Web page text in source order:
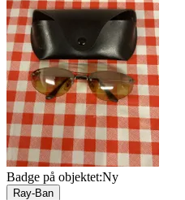
Badge på objektet:Ny
Ray-Ban